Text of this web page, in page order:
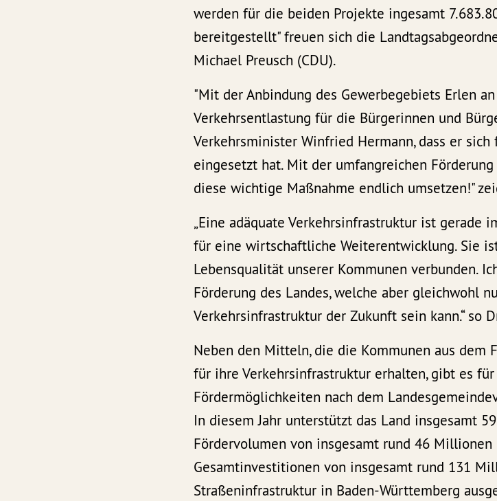
werden für die beiden Projekte ingesamt
bereitgestellt" freuen sich die
Michael Preusch (CDU).
"Mit der Anbindung des Gewerbegebiets Erlen
Verkehrsentlastung für die Bürgerinnen und
Verkehrsminister Winfried Hermann, dass er
eingesetzt hat. Mit der umfangreichen
diese wichtige Maßnahme endlich umsetzen!"
„Eine adäquate Verkehrsinfrastruktur ist gerade
für eine wirtschaftliche Weiterentwicklung. Sie
Lebensqualität unserer Kommunen verbunden.
Förderung des Landes, welche aber gleichwohl
Verkehrsinfrastruktur der Zukunft sein kann.“ so
Neben den Mitteln, die die Kommunen aus dem
für ihre Verkehrsinfrastruktur erhalten, gibt es
Fördermöglichkeiten nach dem
In diesem Jahr unterstützt das Land insgesamt
Fördervolumen von insgesamt rund 46 Millionen
Gesamtinvestitionen von insgesamt rund 131
Straßeninfrastruktur in Baden-Württemberg